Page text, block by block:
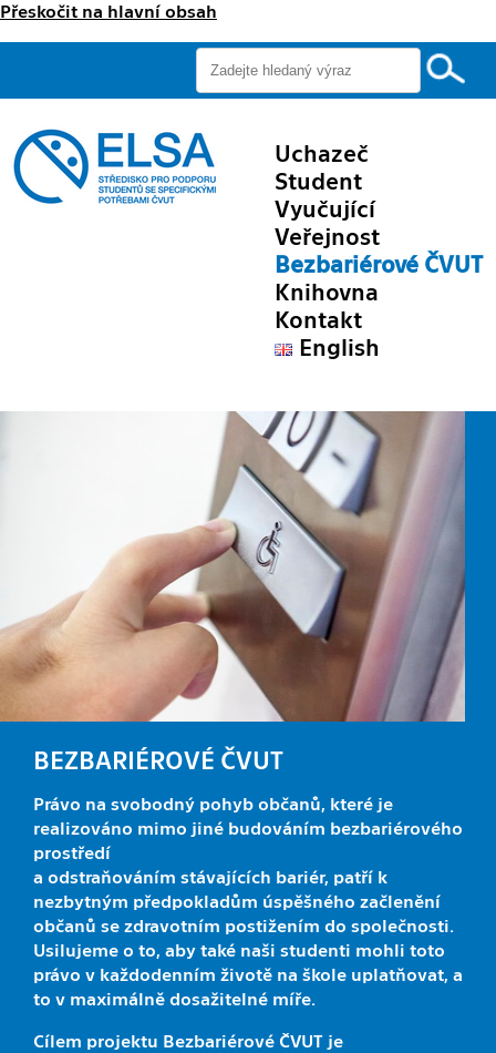
Přeskočit na hlavní obsah
Uchazeč
Student
Vyučující
Veřejnost
Bezbariérové ČVUT
Knihovna
Kontakt
English
BEZBARIÉROVÉ ČVUT
Právo na svobodný pohyb občanů, které je
realizováno mimo jiné budováním bezbariérového
prostředí
a odstraňováním stávajících bariér, patří k
nezbytným předpokladům úspěšného začlenění
občanů se zdravotním postižením do společnosti.
Usilujeme o to, aby také naši studenti mohli toto
právo v každodenním životě na škole uplatňovat, a
to v maximálně dosažitelné míře.
Cílem projektu Bezbariérové ČVUT je